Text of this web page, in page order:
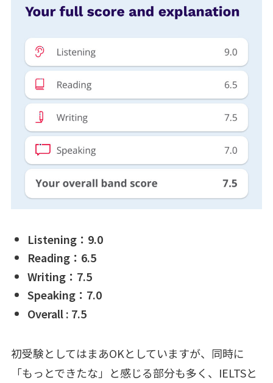
Listening：9.0
Reading：6.5
Writing：7.5
Speaking：7.0
Overall : 7.5
初受験としてはまあOKとしていますが、同時に
「もっとできたな」と感じる部分も多く、IELTSと